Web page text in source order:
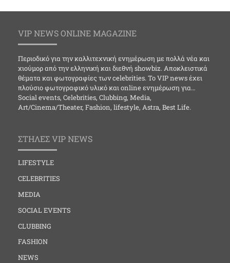
VIP NEWS ONLINE MAGAZINE
Περιοδικό για την καλλιτεχνική ενημέρωση με πολλά νέα και
χιούμορ από την ελληνική και διεθνή showbiz. Αποκλειστικά
θέματα και φωτογραφίες των celebrities. Το VIP news έχει
πλούσιο φωτογραφικό υλικό και online ενημέρωση για…
Social events, Celebrities, Clubbing, Media,
Art/Cinema/Theater, Fashion, lifestyle, Astra, Best Life.
ΣΤΗΛΕΣ VIP NEWS
LIFESTYLE
CELEBRITIES
MEDIA
SOCIAL EVENTS
CLUBBING
FASHION
NEWS